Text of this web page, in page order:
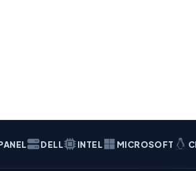
DELL INTEL MICROSOFT